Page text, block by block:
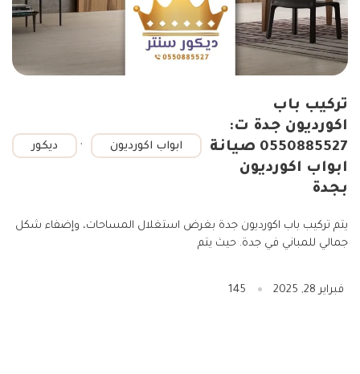
ابواب اكورديون , ديكور
تركيب باب
اكورديون جدة ت:
0550885527 صيانة
ابواب اكورديون
بجدة
يتم تركيب باب اكورديون جدة بغرض استغلال المساحات، وإضفاء شكل
جمالي للمباني في جدة. حيث يتم
فبراير 28, 2025 145